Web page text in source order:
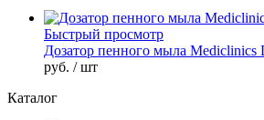
Быстрый просмотр
Дозатор пенного мыла Mediclinics
руб. / шт
Каталог